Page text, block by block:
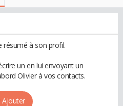
résumé à son profil.
un en lui envoyant un
Olivier à vos contacts.
Ajouter